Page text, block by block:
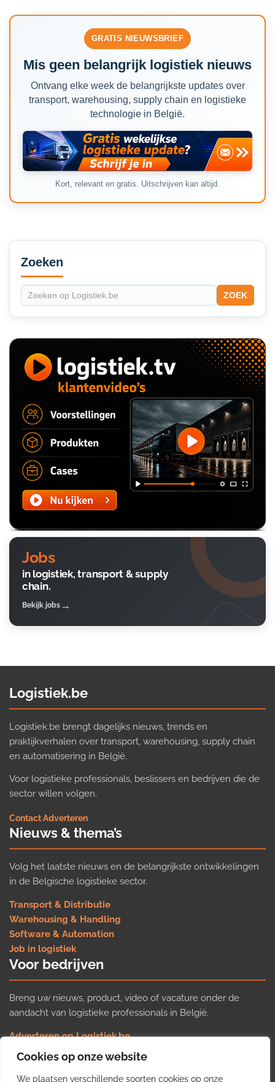
Cookies op onze website
We plaatsen verschillende soorten cookies op onze
GRATIS NIEUWSBRIEF
Mis geen belangrijk logistiek nieuws
Ontvang elke week de belangrijkste updates over
transport, warehousing, supply chain en logistieke
technologie in België.
Kort, relevant en gratis. Uitschrijven kan altijd.
Secondary
Sidebar
Zoeken
ZOEK
Jobs
in logistiek, transport & supply
chain.
Bekijk jobs
Logistiek.be
Logistiek.be brengt dagelijks nieuws, trends en
praktijkverhalen over transport, warehousing, supply chain
en automatisering in België.
Voor logistieke professionals, beslissers en bedrijven die de
sector willen volgen.
Contact·Adverteren
Nieuws & thema’s
Volg het laatste nieuws en de belangrijkste ontwikkelingen
in de Belgische logistieke sector.
Transport & Distributie
Warehousing & Handling
Software & Automation
Job in logistiek
Voor bedrijven
Breng uw nieuws, product, video of vacature onder de
aandacht van logistieke professionals in België.
Adverteren op Logistiek.be
Nieuws insturen
Uw video op Logistiek.TV